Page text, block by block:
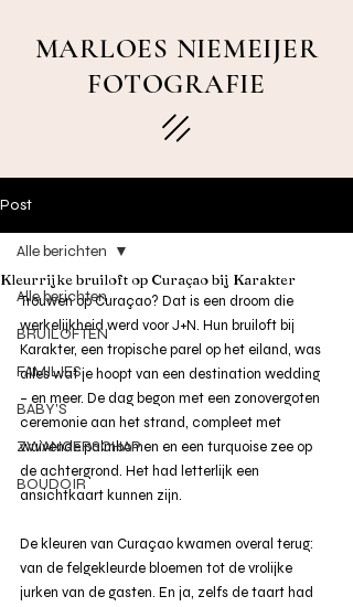
MARLOES NIEMEIJER
FOTOGRAFIE
Post
Alle berichten
BRUILOFTEN
FAMILIES
BABY'S
ZWANGERSCHAP
BOUDOIR
Alle berichten
Kleurrijke bruiloft op Curaçao bij Karakter
Trouwen op Curaçao? Dat is een droom die
werkelijkheid werd voor J+N. Hun bruiloft bij
Karakter, een tropische parel op het eiland, was
alles wat je hoopt van een destination wedding
– en meer. De dag begon met een zonovergoten
ceremonie aan het strand, compleet met
wuivende palmbomen en een turquoise zee op
de achtergrond. Het had letterlijk een
ansichtkaart kunnen zijn.
De kleuren van Curaçao kwamen overal terug:
van de felgekleurde bloemen tot de vrolijke
jurken van de gasten. En ja, zelfs de taart had